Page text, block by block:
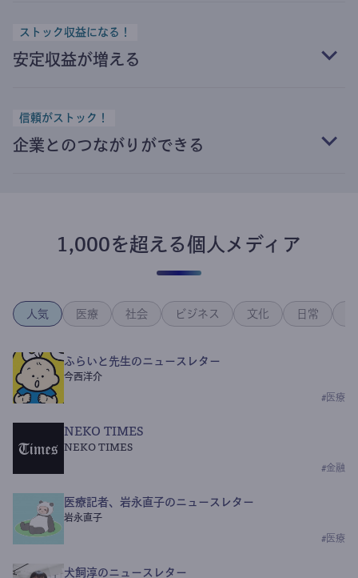
ストック収益になる！
安定収益が増える
信頼がストック！
企業とのつながりができる
1,000を超える個人メディア
人気 医療 社会 ビジネス 文化 日常
ふらいと先生のニュースレター
今西洋介
# 医療
NEKO TIMES
NEKO TIMES
#金融
医療記者、岩永直子のニュースレター
岩永直子
# 医療
犬飼淳のニュースレター